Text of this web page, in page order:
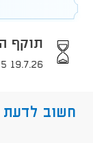
תוקף
19.7.26 17:15
חשוב לדעת